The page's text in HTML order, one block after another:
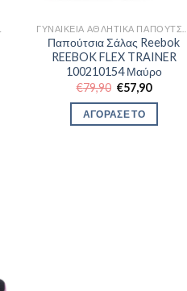
Παπούτσια Σάλας Reebok
REEBOK FLEX TRAINER
100210154 Μαύρο
€79,90 Original
price
was:
€79,90.
€57,90Η
ΑΓΟΡΑΣΕ ΤΟ